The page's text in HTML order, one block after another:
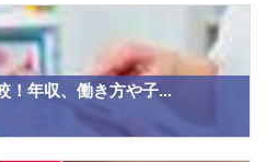
！年収、働き方や子...